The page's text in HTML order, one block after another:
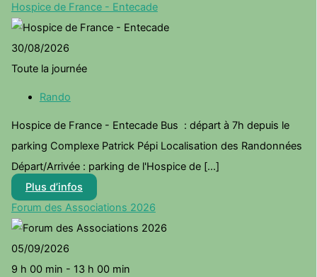
Hospice de France - Entecade
30/08/2026
Toute la journée
Rando
Hospice de France - Entecade Bus : départ à 7h depuis le
parking Complexe Patrick Pépi Localisation des Randonnées
Départ/Arrivée : parking de l'Hospice de [...]
Plus d’infos
Forum des Associations 2026
05/09/2026
9 h 00 min - 13 h 00 min